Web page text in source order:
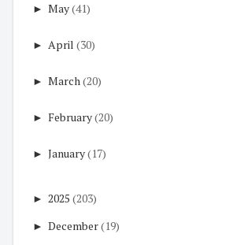
► May(41)
► April (30)
► March(20)
► February(20)
► January(17)
► 2025 (203)
► December(19)